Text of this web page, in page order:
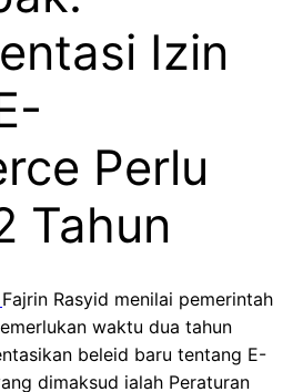
Izin
Perlu
Tahun
Fajrin Rasyid menilai pemerintah
waktu dua tahun
beleid baru tentang E-
dimaksud ialah Peraturan